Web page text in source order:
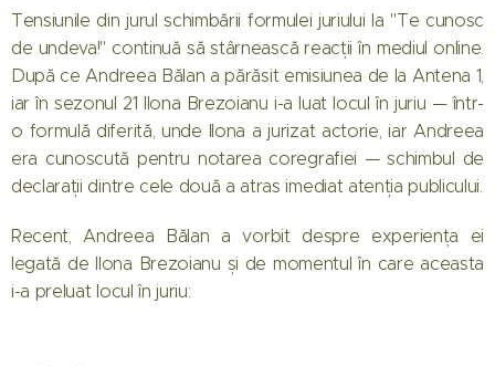
Tensiunile din jurul schimbării formulei juriului la "Te cunosc
de undeva!" continuă să stârnească reacții în mediul online.
După ce Andreea Bălan a părăsit emisiunea de la Antena 1,
iar în sezonul 21 Ilona Brezoianu i-a luat locul în juriu — într-
o formulă diferită, unde Ilona a jurizat actorie, iar Andreea
era cunoscută pentru notarea coregrafiei — schimbul de
declarații dintre cele două a atras imediat atenția publicului.
Recent, Andreea Bălan a vorbit despre experiența ei
legată de Ilona Brezoianu și de momentul în care aceasta
i-a preluat locul în juriu: